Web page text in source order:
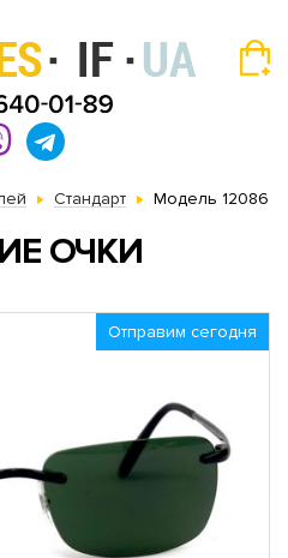
Стандарт Модель 12086
ОЧКИ
Отправим сегодня